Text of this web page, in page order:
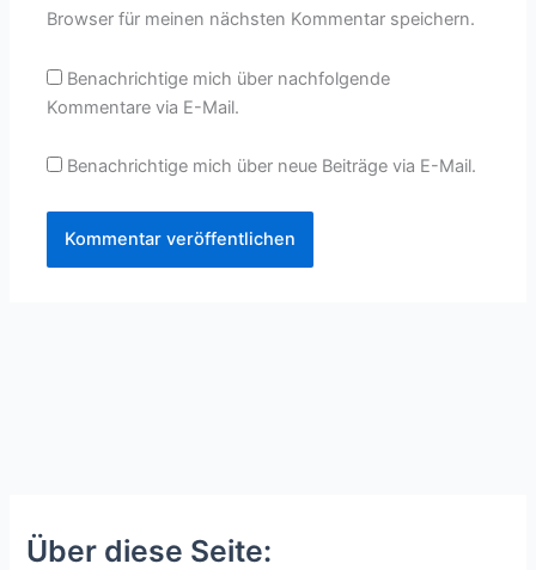
Browser für meinen nächsten Kommentar speichern.
Benachrichtige mich über nachfolgende
Kommentare via E-Mail.
Benachrichtige mich über neue Beiträge via E-Mail.
Über diese Seite: